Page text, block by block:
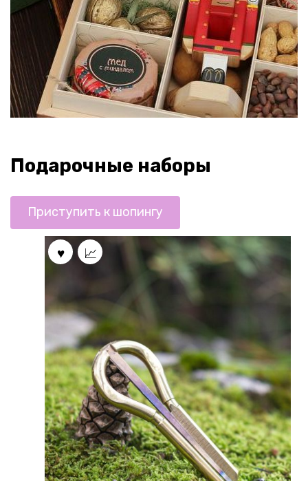
Подарочные наборы
Приступить к шопингу